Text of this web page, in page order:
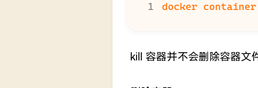
docker container
kill 容器并不会删除容器文